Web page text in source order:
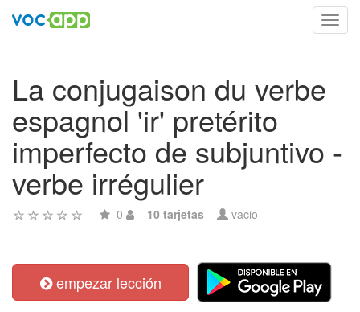
La conjugaison du verbe
espagnol 'ir' pretérito
imperfecto de subjuntivo -
verbe irrégulier
0 10 tarjetas vacio
empezar lección